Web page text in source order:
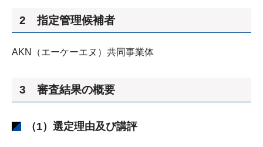
2 指定管理候補者
AKN（エーケーエヌ）共同事業体
3 審査結果の概要
（1）選定理由及び講評